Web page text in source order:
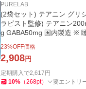
PURELAB
(2袋セット) テアニン グリ
ラピスト監修) テアニン
g GABA50mg 国内製造 ※
23%OFF価格
2,908円
定期購入で2,617円
10% （268pt） 要エントリ